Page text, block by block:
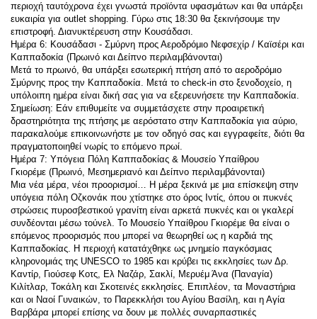
περιοχή ταυτόχρονα έχει γνωστά προϊόντα υφασμάτων και θα υπάρξει
ευκαιρία για outlet shopping. Γύρω στις 18:30 θα ξεκινήσουμε την
επιστροφή. Διανυκτέρευση στην Κουσάδασι.
Ημέρα 6: Κουσάδασι - Σμύρνη προς Αεροδρόμιο Νεφσεχίρ / Καϊσέρι και
Καππαδοκία (Πρωινό και Δείπνο περιλαμβάνονται)
Μετά το πρωινό, θα υπάρξει εσωτερική πτήση από το αεροδρόμιο
Σμύρνης προς την Καππαδοκία. Μετά το check-in στο ξενοδοχείο, η
υπόλοιπη ημέρα είναι δική σας για να εξερευνήσετε την Καππαδοκία.
Σημείωση: Εάν επιθυμείτε να συμμετάσχετε στην προαιρετική
δραστηριότητα της πτήσης με αερόστατο στην Καππαδοκία για αύριο,
παρακαλούμε επικοινωνήστε με τον οδηγό σας και εγγραφείτε, διότι θα
πραγματοποιηθεί νωρίς το επόμενο πρωί.
Ημέρα 7: Υπόγεια Πόλη Καππαδοκίας & Μουσείο Υπαίθρου
Γκιορέμε (Πρωινό, Μεσημεριανό και Δείπνο περιλαμβάνονται)
Μια νέα μέρα, νέοι προορισμοί… Η μέρα ξεκινά με μια επίσκεψη στην
υπόγεια πόλη Οζκονάκ που χτίστηκε στο όρος Ιντίς, όπου οι πυκνές
στρώσεις πυροσβεστικού γρανίτη είναι αρκετά πυκνές και οι γκαλερί
συνδέονται μέσω τούνελ. Το Μουσείο Υπαίθρου Γκιορέμε θα είναι ο
επόμενος προορισμός που μπορεί να θεωρηθεί ως η καρδιά της
Καππαδοκίας. Η περιοχή κατατάχθηκε ως μνημείο παγκόσμιας
κληρονομιάς της UNESCO το 1985 και κρύβει τις εκκλησίες των Δρ.
Καντίρ, Γιούσεφ Κοτς, Ελ Ναζάρ, Σακλί, Μερυέμ Άνα (Παναγία)
Κιλίτλαρ, Τοκάλη και Σκοτεινές εκκλησίες. Επιπλέον, τα Μοναστήρια
και οι Ναοί Γυναικών, το Παρεκκλήσι του Αγίου Βασίλη, και η Αγία
Βαρβάρα μπορεί επίσης να δουν με πολλές συναρπαστικές